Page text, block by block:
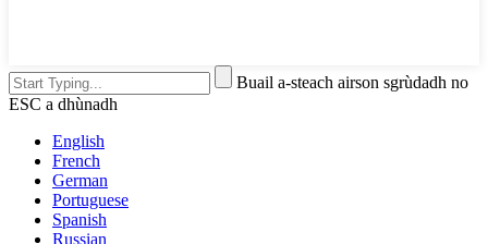
Buail a-steach airson sgrùdadh no
ESC a dhùnadh
English
French
German
Portuguese
Spanish
Russian